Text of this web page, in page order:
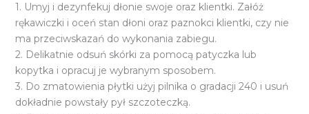
1. Umyj i dezynfekuj dłonie swoje oraz klientki. Załóż
rękawiczki i oceń stan dłoni oraz paznokci klientki, czy nie
ma przeciwskazań do wykonania zabiegu.
2. Delikatnie odsuń skórki za pomocą patyczka lub
kopytka i opracuj je wybranym sposobem.
3. Do zmatowienia płytki użyj pilnika o gradacji 240 i usuń
dokładnie powstały pył szczoteczką.